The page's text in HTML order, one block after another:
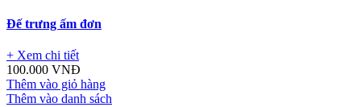
Đế trưng ấm đơn
+ Xem chi tiết
100.000 VNĐ
Thêm vào giỏ hàng
Thêm vào danh sách